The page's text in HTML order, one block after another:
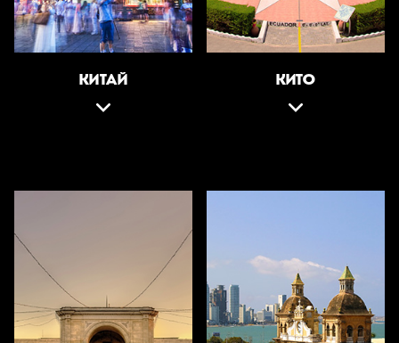
КИТАЙ КИТО